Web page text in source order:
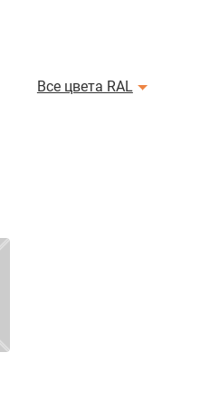
Все цвета RAL